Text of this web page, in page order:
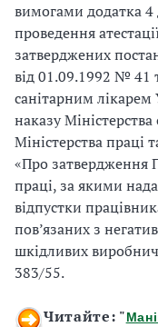
вимогами додатка
проведення
затверджених
від 01.09.1992 № 41
санітарним
наказу
Міністерства праці
«Про затвердження
праці, за якими
відпустки
пов’язаних з
шкідливих
383/55.
Читайте: "